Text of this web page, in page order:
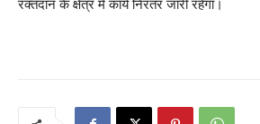
रक्तदान के क्षेत्र में कार्य निरंतर जारी रहेगा।